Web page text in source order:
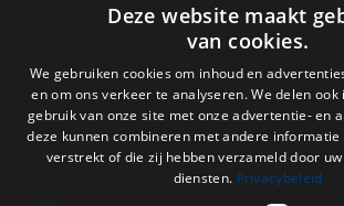
Openingstijden
Nieuwsbrief
Deze website maakt
van cookies.
We gebruiken cookies om inhoud en
en om ons verkeer te analyseren. We delen
gebruik van onze site met onze advertentie- en
deze kunnen combineren met andere
verstrekt of die zij hebben verzameld door
diensten. Privacybeleid